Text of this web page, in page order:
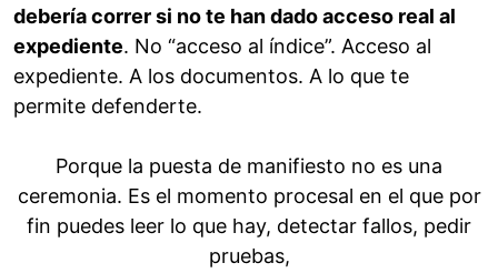
debería correr si no te han dado acceso real al
expediente. No “acceso al índice”. Acceso al
expediente. A los documentos. A lo que te
permite defenderte.
Porque la puesta de manifiesto no es una
ceremonia. Es el momento procesal en el que por
fin puedes leer lo que hay, detectar fallos, pedir
pruebas,